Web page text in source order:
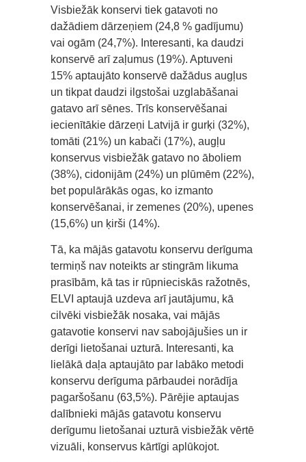
Visbiežāk konservi tiek gatavoti no
dažādiem dārzeņiem (24,8 % gadījumu)
vai ogām (24,7%). Interesanti, ka daudzi
konservē arī zaļumus (19%). Aptuveni
15% aptaujāto konservē dažādus augļus
un tikpat daudzi ilgstošai uzglabāšanai
gatavo arī sēnes. Trīs konservēšanai
iecienītākie dārzeņi Latvijā ir gurķi (32%),
tomāti (21%) un kabači (17%), augļu
konservus visbiežāk gatavo no āboliem
(38%), cidonijām (24%) un plūmēm (22%),
bet populārākās ogas, ko izmanto
konservēšanai, ir zemenes (20%), upenes
(15,6%) un ķirši (14%).
Tā, ka mājās gatavotu konservu derīguma
termiņš nav noteikts ar stingrām likuma
prasībām, kā tas ir rūpnieciskās ražotnēs,
ELVI aptaujā uzdeva arī jautājumu, kā
cilvēki visbiežāk nosaka, vai mājās
gatavotie konservi nav sabojājušies un ir
derīgi lietošanai uzturā. Interesanti, ka
lielākā daļa aptaujāto par labāko metodi
konservu derīguma pārbaudei norādīja
pagaršošanu (63,5%). Pārējie aptaujas
dalībnieki mājās gatavotu konservu
derīgumu lietošanai uzturā visbiežāk vērtē
vizuāli, konservus kārtīgi aplūkojot.